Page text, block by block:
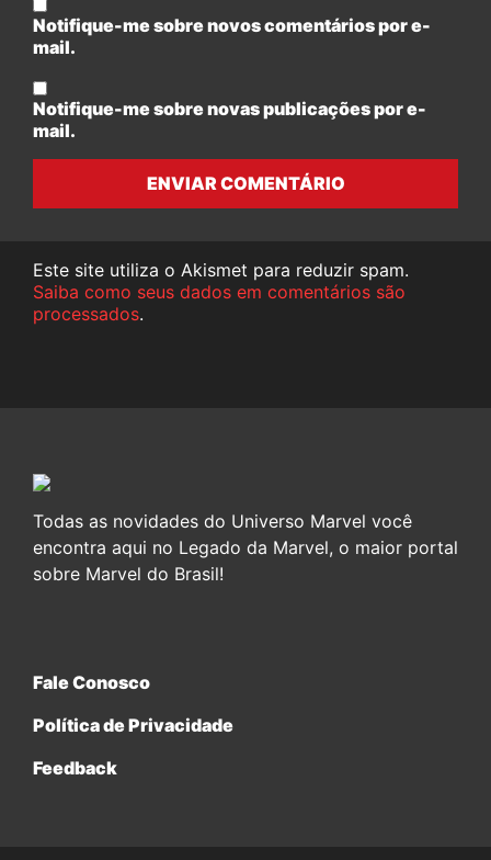
Notifique-me sobre novos comentários por e-
mail.
Notifique-me sobre novas publicações por e-
mail.
ENVIAR COMENTÁRIO
Este site utiliza o Akismet para reduzir spam.
Saiba como seus dados em comentários são
processados.
Todas as novidades do Universo Marvel você
encontra aqui no Legado da Marvel, o maior portal
sobre Marvel do Brasil!
Fale Conosco
Política de Privacidade
Feedback